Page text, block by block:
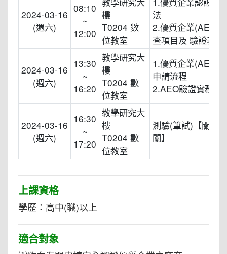
2024-03-16
(週六)
08:10
~
12:00
樓
T0204 數
位教室
法
2.優質企業(AEO)
查項目及 驗證基準
2024-03-16
(週六)
13:30
~
16:20
教學研究大
樓
T0204 數
位教室
1.優質企業(AEO)
申請流程
2.AEO驗證實務
2024-03-16
(週六)
16:30
~
17:20
教學研究大
樓
T0204 數
位教室
測驗(筆試)【關務
關】
上課資格
學歷：高中(職)以上
適合對象